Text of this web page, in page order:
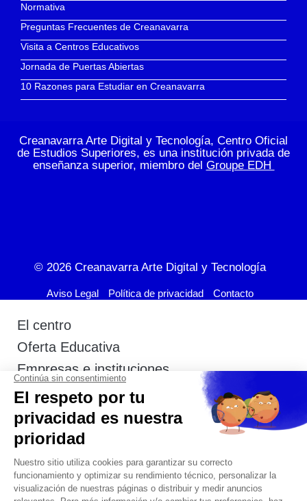
Normativa
Preguntas Frecuentes de Creanavarra
Visita a Centros Educativos
Jornada de Puertas Abiertas
10 Razones para Estudiar en Creanavarra
Creanavarra Arte Digital y Tecnología, Centro Oficial
de Estudios Superiores, es una institución privada de
enseñanza superior, miembro del Groupe EDH
© 2026 Creanavarra Arte Digital y Tecnología
Aviso Legal Política de privacidad Contacto
El centro
Oferta Educativa
Empresas e instituciones
Actualidad
Admisión
Estudiantes
Contacto
+34 948 291 903